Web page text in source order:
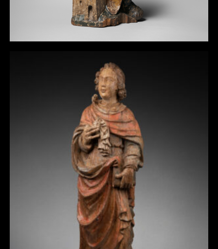
SAINT JEAN DE CALVAIRE EN BOIS SCULPTÉ
ET POLYCHROMÉ